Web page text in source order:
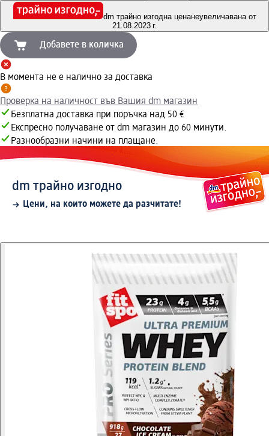
dm трайно изгодна ценанеувеличавана от
21.08.2023 г.
Добавете в количка
В момента не е налично за доставка
Проверка на наличност във Вашия dm магазин
Безплатна доставка при поръчка над 50 €
Експресно получаване от dm магазин до 60 минути.
Разнообразни начини на плащане.
dm трайно изгодно
Цени, на които можете да разчитате!